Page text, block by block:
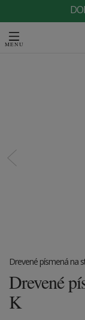
Drevené písmená na
Drevené
K